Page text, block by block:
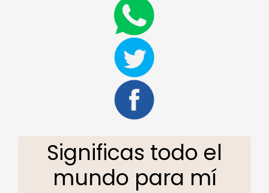
Significas todo el
mundo para mí